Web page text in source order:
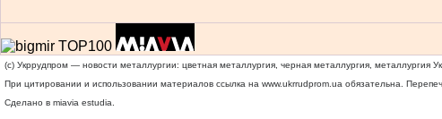
(c) Укррудпром — новости металлургии: цветная металлургия, черная металлургия, металлургия
При цитировании и использовании материалов ссылка на www.ukrrudprom.ua обязательна.
Сделано в miavia estudia.